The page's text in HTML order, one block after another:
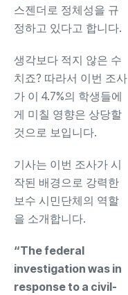
스젠더로 정체성을 규
정하고 있다고 합니다.
생각보다 적지 않은 수
치죠? 따라서 이번 조사
가 이 4.7%의 학생들에
게 미칠 영향은 상당할
것으로 보입니다.
기사는 이번 조사가 시
작된 배경으로 강력한
보수 시민단체의 역할
을 소개합니다.
“The federal
investigation was in
response to a civil-